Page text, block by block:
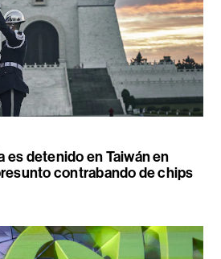
es detenido en Taiwán en
contrabando de chips